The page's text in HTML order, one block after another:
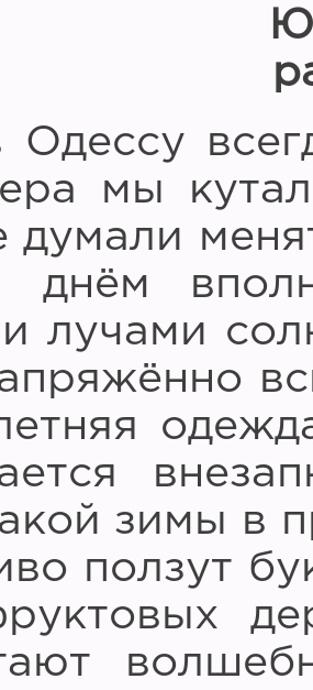
мы
думали
днём
лучами
зимы в
ползут